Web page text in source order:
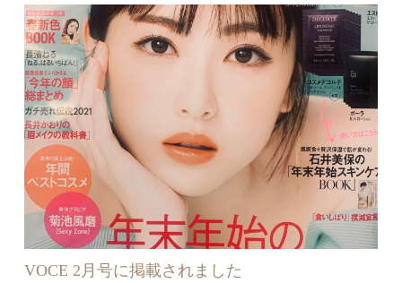
VOCE 2月号に掲載されました